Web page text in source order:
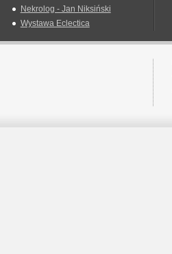
Nekrolog - Jan Niksiński
Wystawa Eclectica